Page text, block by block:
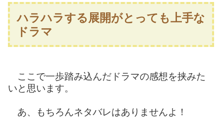
ハラハラする展開がとっても上手な
ドラマ
ここで一歩踏み込んだドラマの感想を挟みた
いと思います。
あ、もちろんネタバレはありませんよ！